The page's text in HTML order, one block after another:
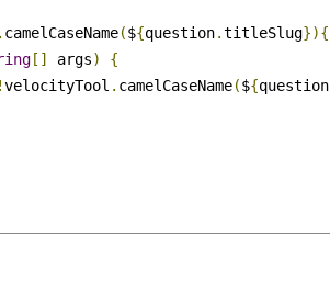
. camelCaseName(${question.titleSlug}){
[] args)
{
!velocityTool . camelCaseName(${question